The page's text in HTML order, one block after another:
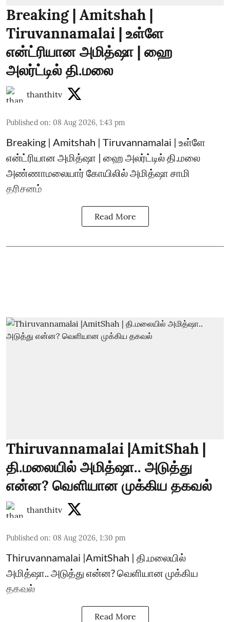
Breaking | Amitshah |
Tiruvannamalai | உள்ளே
என்ட்ரியான அமித்ஷா | ஹை
அலர்ட்டில் தி.மலை
thanthitv
Published on: 08 Aug 2026, 1:43 pm
Breaking | Amitshah | Tiruvannamalai | உள்ளே
என்ட்ரியான அமித்ஷா | ஹை அலர்ட்டில் தி.மலை
அண்ணாமலையார் கோயிலில் அமித்ஷா சாமி
தரிசனம்
Read More
Thiruvannamalai |AmitShah |
தி.மலையில் அமித்ஷா.. அடுத்து
என்ன? வெளியான முக்கிய தகவல்
thanthitv
Published on: 08 Aug 2026, 1:30 pm
Thiruvannamalai |AmitShah | தி.மலையில்
அமித்ஷா.. அடுத்து என்ன? வெளியான முக்கிய
தகவல்
Read More